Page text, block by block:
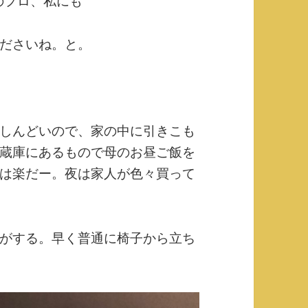
さいね。と。
んどいので、家の中に引きこも
庫にあるもので母のお昼ご飯を
楽だー。夜は家人が色々買って
する。早く普通に椅子から立ち